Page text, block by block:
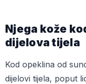
Njega kože
dijelova tijela
Kod opeklina od
dijelovi tijela, poput